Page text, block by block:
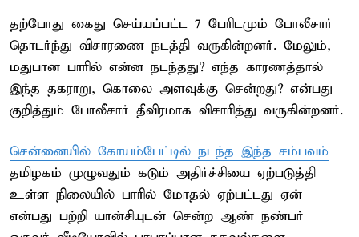
தற்போது கைது செய்யப்பட்ட 7 பேரிடமும் போலீசார்
தொடர்ந்து விசாரணை நடத்தி வருகின்றனர். மேலும்,
மதுபான பாரில் என்ன நடந்தது? எந்த காரணத்தால்
இந்த தகராறு, கொலை அளவுக்கு சென்றது? என்பது
குறித்தும் போலீசார் தீவிரமாக விசாரித்து வருகின்றனர்.
சென்னையில் கோயம்பேட்டில் நடந்த இந்த சம்பவம்
தமிழகம் முழுவதும் கடும் அதிர்ச்சியை ஏற்படுத்தி
உள்ள நிலையில் பாரில் மோதல் ஏற்பட்டது ஏன்
என்பது பற்றி யான்சியுடன் சென்ற ஆண் நண்பர்